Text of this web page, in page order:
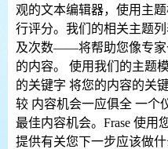
观的文本编辑器，使用主
行评分。我们的相关主题
及次数——将帮助您像专家
的内容。 使用我们的主题
的关键字 将您的内容的关
较 内容机会一应俱全 一个
最佳内容机会。Frase 使用
提供有关您下一步应该做